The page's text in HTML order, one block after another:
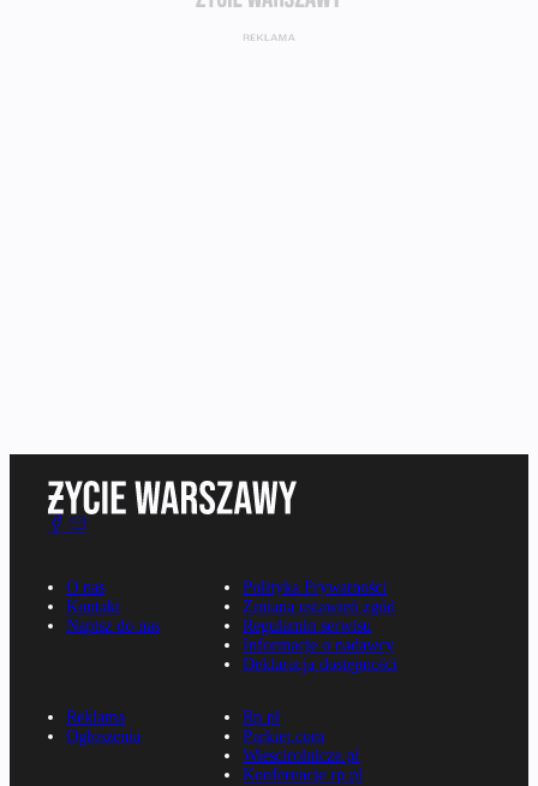
O nas
Kontakt
Napisz do nas
Polityka Prywatności
Zmiana ustawień zgód
Regulamin serwisu
Informacje o nadawcy
Deklaracja dostępności
Reklama
Ogłoszenia
Rp.pl
Parkiet.com
Wiescirolnicze.pl
Konferencje.rp.pl